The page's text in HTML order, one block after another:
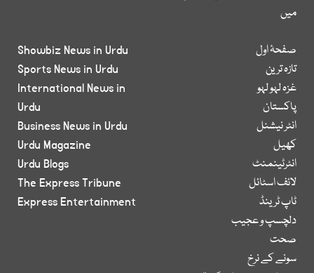
میں
صفحۂ اول
تازہ ترین
غزہ لہو لہو
پاکستان
انٹر نیشنل
کھیل
انٹرٹینمنٹ
لائف اسٹائل
ٹاپ ٹرینڈ
دلچسپ و عجیب
صحت
سونے کے نرخ
Showbiz News in Urdu
Sports News in Urdu
International News in
Urdu
Business News in Urdu
Urdu Magazine
Urdu Blogs
The Express Tribune
Express Entertainment